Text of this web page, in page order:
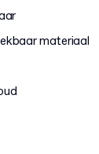
materiaal